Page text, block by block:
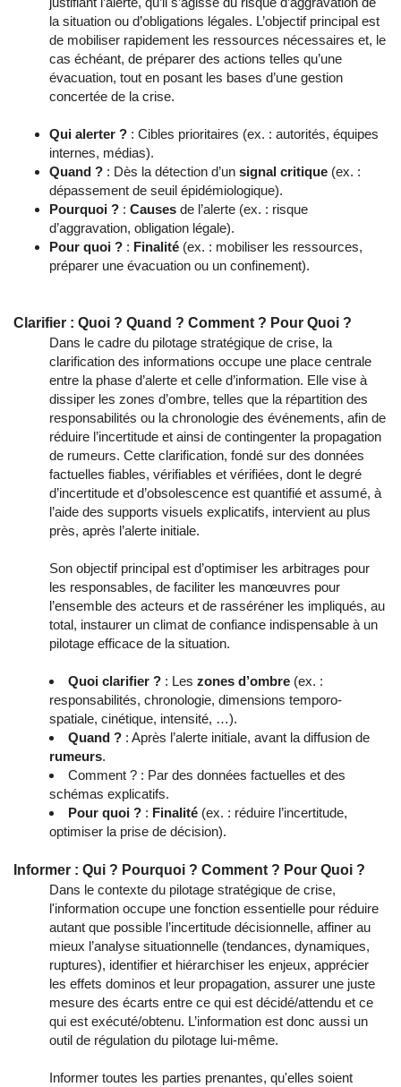
la situation ou d’obligations légales. L’objectif principal est
de mobiliser rapidement les ressources nécessaires et, le
cas échéant, de préparer des actions telles qu’une
évacuation, tout en posant les bases d’une gestion
concertée de la crise.
Qui alerter ? : Cibles prioritaires (ex. : autorités, équipes
internes, médias).
Quand ? : Dès la détection d’un signal critique (ex. :
dépassement de seuil épidémiologique).
Pourquoi ? : Causes de l’alerte (ex. : risque
d’aggravation, obligation légale).
Pour quoi ? : Finalité (ex. : mobiliser les ressources,
préparer une évacuation ou un confinement).
Clarifier : Quoi ? Quand ? Comment ? Pour Quoi ?
Dans le cadre du pilotage stratégique de crise, la
clarification des informations occupe une place centrale
entre la phase d’alerte et celle d’information. Elle vise à
dissiper les zones d’ombre, telles que la répartition des
responsabilités ou la chronologie des événements, afin de
réduire l’incertitude et ainsi de contingenter la propagation
de rumeurs. Cette clarification, fondé sur des données
factuelles fiables, vérifiables et vérifiées, dont le degré
d’incertitude et d’obsolescence est quantifié et assumé, à
l’aide des supports visuels explicatifs, intervient au plus
près, après l’alerte initiale.
Son objectif principal est d’optimiser les arbitrages pour
les responsables, de faciliter les manœuvres pour
l’ensemble des acteurs et de rasséréner les impliqués, au
total, instaurer un climat de confiance indispensable à un
pilotage efficace de la situation.
Quoi clarifier ? : Les zones d’ombre (ex. :
responsabilités, chronologie, dimensions temporo-
spatiale, cinétique, intensité, …).
Quand ? : Après l’alerte initiale, avant la diffusion de
rumeurs.
Comment ? : Par des données factuelles et des
schémas explicatifs.
Pour quoi ? : Finalité (ex. : réduire l’incertitude,
optimiser la prise de décision).
Informer : Qui ? Pourquoi ? Comment ? Pour Quoi ?
Dans le contexte du pilotage stratégique de crise,
l'information occupe une fonction essentielle pour réduire
autant que possible l’incertitude décisionnelle, affiner au
mieux l’analyse situationnelle (tendances, dynamiques,
ruptures), identifier et hiérarchiser les enjeux, apprécier
les effets dominos et leur propagation, assurer une juste
mesure des écarts entre ce qui est décidé/attendu et ce
qui est exécuté/obtenu. L’information est donc aussi un
outil de régulation du pilotage lui-même.
Informer toutes les parties prenantes, qu'elles soient